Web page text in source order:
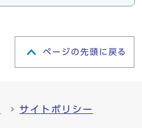
ページの先頭に戻る
サイトポリシー